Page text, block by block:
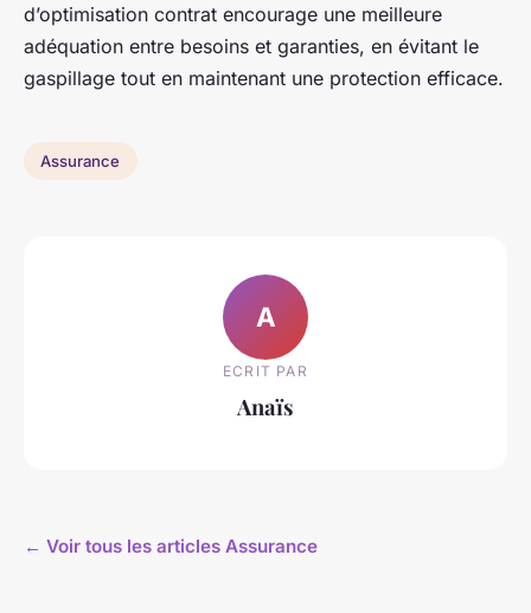
d’optimisation contrat encourage une meilleure
adéquation entre besoins et garanties, en évitant le
gaspillage tout en maintenant une protection efficace.
Assurance
A
ECRIT PAR
Anaïs
← Voir tous les articles Assurance